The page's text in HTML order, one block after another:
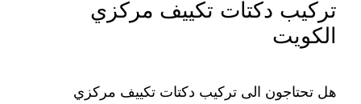
تركيب دكتات تكييف مركزي
الكويت
هل تحتاجون الى تركيب دكتات تكييف مركزي